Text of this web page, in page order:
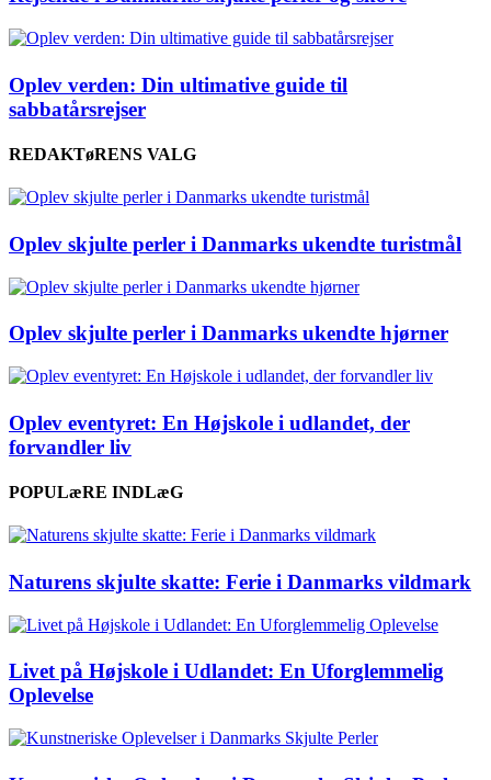
Oplev verden: Din ultimative guide til
sabbatårsrejser
REDAKTøRENS VALG
Oplev skjulte perler i Danmarks ukendte turistmål
Oplev skjulte perler i Danmarks ukendte hjørner
Oplev eventyret: En Højskole i udlandet, der
forvandler liv
POPULæRE INDLæG
Naturens skjulte skatte: Ferie i Danmarks vildmark
Livet på Højskole i Udlandet: En Uforglemmelig
Oplevelse